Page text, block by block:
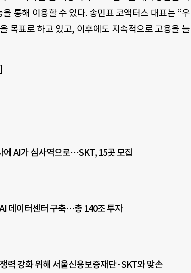
을 통해 이용할 수 있다. 송민표 코액터스 대표는 “우
목표로 하고 있고, 이후에도 지속적으로 고용을 늘
에 AI가 심사역으로…SKT, 15곳 모집
데이터센터 구축…총 140조 투자
력 강화 위해 서울신용보증재단·SKT와 맞손